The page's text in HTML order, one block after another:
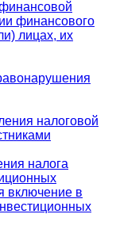
финансового
лицах, их
налоговой
налога
включение в